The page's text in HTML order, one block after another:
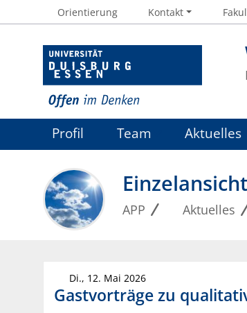
Orientierung Kontakt
Profil Team Aktuelles
Einzelansicht
APP Aktuelles
Di., 12. Mai 2026
Gastvorträge zu